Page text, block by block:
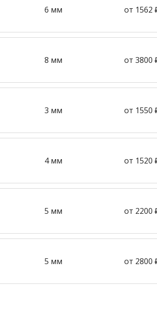
6 мм от 1562
8 мм от 3800
3 мм от 1550
4 мм от 1520
5 мм от 2200
5 мм от 2800